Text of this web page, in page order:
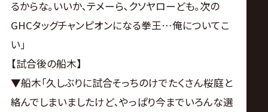
るからな｡いいか､テメーら､クソヤローども｡次の
GHCタッグチャンピオンになる拳王…俺についてこ
い｣
【試合後の船木】
▼船木｢久しぶりに試合そっちのけでたくさん桜庭と
絡んでしまいましたけど､やっぱり今までいろんな選